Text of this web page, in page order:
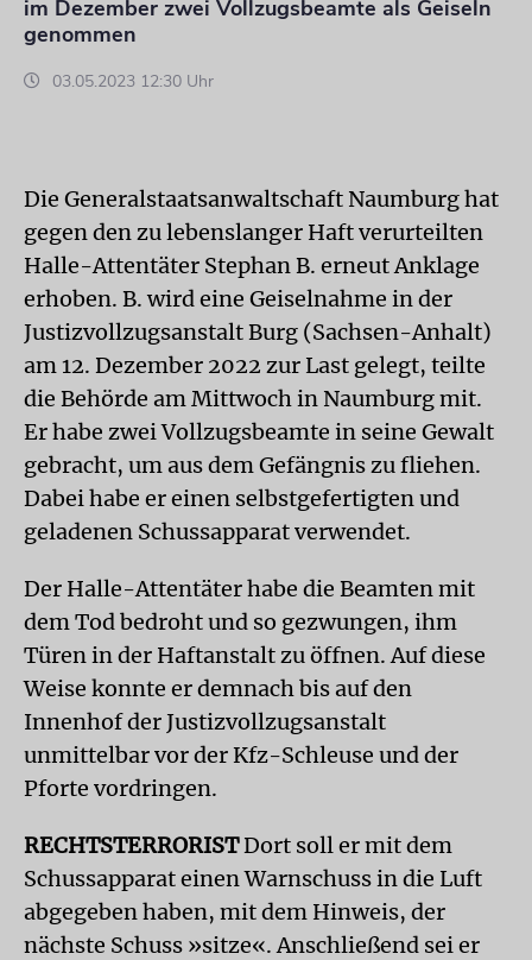
im Dezember zwei Vollzugsbeamte als Geiseln
genommen
03.05.2023 12:30 Uhr
Die Generalstaatsanwaltschaft Naumburg hat
gegen den zu lebenslanger Haft verurteilten
Halle-Attentäter Stephan B. erneut Anklage
erhoben. B. wird eine Geiselnahme in der
Justizvollzugsanstalt Burg (Sachsen-Anhalt)
am 12. Dezember 2022 zur Last gelegt, teilte
die Behörde am Mittwoch in Naumburg mit.
Er habe zwei Vollzugsbeamte in seine Gewalt
gebracht, um aus dem Gefängnis zu fliehen.
Dabei habe er einen selbstgefertigten und
geladenen Schussapparat verwendet.
Der Halle-Attentäter habe die Beamten mit
dem Tod bedroht und so gezwungen, ihm
Türen in der Haftanstalt zu öffnen. Auf diese
Weise konnte er demnach bis auf den
Innenhof der Justizvollzugsanstalt
unmittelbar vor der Kfz-Schleuse und der
Pforte vordringen.
RECHTSTERRORISTDort soll er mit dem
Schussapparat einen Warnschuss in die Luft
abgegeben haben, mit dem Hinweis, der
nächste Schuss »sitze«. Anschließend sei er